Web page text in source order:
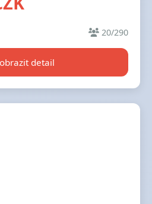
20/290
detail